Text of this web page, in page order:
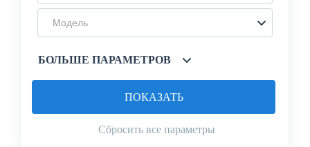
Модель
БОЛЬШЕ ПАРАМЕТРОВ
Сбросить все параметры
ПОКАЗАТЬ